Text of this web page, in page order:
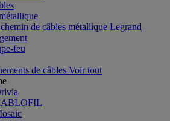
de câbles métallique Legrand
feu
de câbles Voir tout